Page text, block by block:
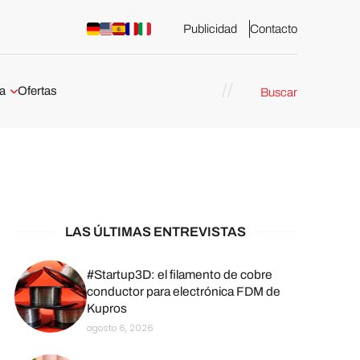
Publicidad Contacto
y
3D en
Ofertas Buscar
LAS ÚLTIMAS ENTREVISTAS
#Startup3D: el filamento de cobre
conductor para electrónica FDM de
Kupros
agosto 6, 2026